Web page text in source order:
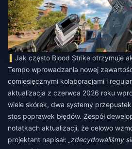
Jak często Blood Strike otrzymuje
Tempo wprowadzania nowej
comiesięcznymi kolaboracjami i
aktualizacja z czerwca 2026 roku
wiele skórek, dwa systemy
stos poprawek błędów. Zespół
notatkach aktualizacji, że celowo
projektant napisał: „zdecydowaliśmy